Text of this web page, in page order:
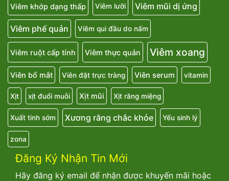
Viêm khớp dạng thấp Viêm lưỡi Viêm mũi dị ứng
Viêm phế quản Viêm qui đầu do nấm
Viêm ruột cấp tính Viêm thực quản Viêm xoang
Viên bổ mắt Viên đặt trực tràng Viên serum vitamin
Xịt xịt đuổi muỗi Xịt mũi Xịt răng miệng
Xuất tinh sớm Xương răng chắc khỏe Yếu sinh lý
zona
Đăng Ký Nhận Tin Mới
Hãy đăng ký email để nhận được khuyến mãi hoặc